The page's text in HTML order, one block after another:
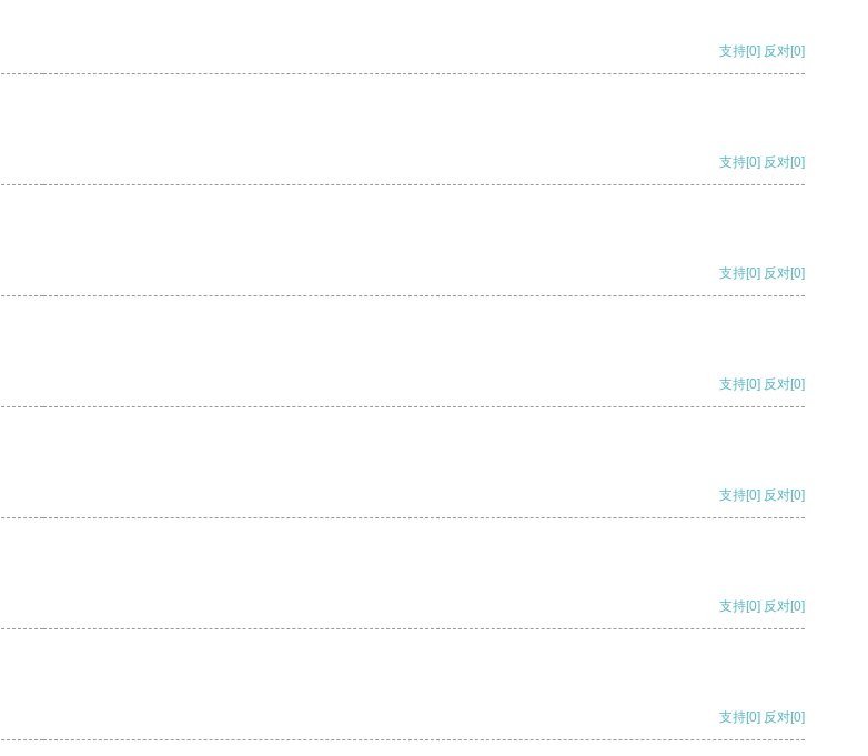
支持[0] 反对[0]
支持[0] 反对[0]
支持[0] 反对[0]
支持[0] 反对[0]
支持[0] 反对[0]
支持[0] 反对[0]
支持[0] 反对[0]